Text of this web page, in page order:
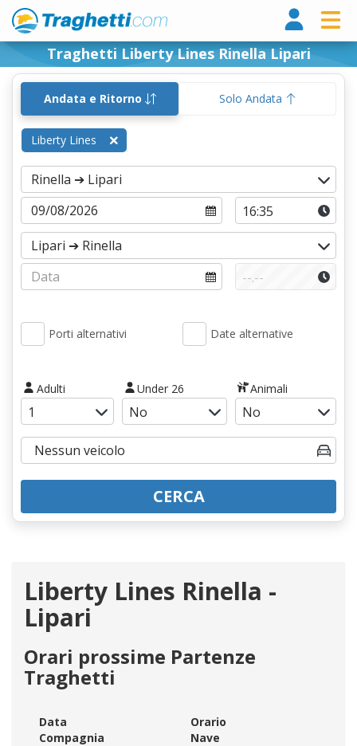
Traghetti Liberty Lines Rinella Lipari
Andata e Ritorno Solo Andata
Liberty Lines
Porti alternativi Date alternative
Adulti Under 26 Animali
CERCA
Liberty Lines Rinella -
Lipari
Orari prossime Partenze
Traghetti
Data
Orario
Compagnia
Nave